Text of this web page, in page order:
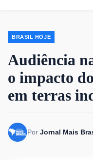
BRASIL HOJE
Audiência
o impacto
em terras
Por Jornal Mais